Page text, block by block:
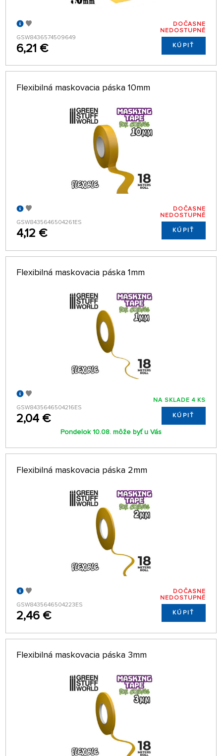
GSW8436574509649
6,21 €
DOČASNE
NEDOSTUPNÉ
KÚPIŤ
Flexibilná maskovacia páska 10mm
GSW8435646504261ES
4,12 €
DOČASNE
NEDOSTUPNÉ
KÚPIŤ
Flexibilná maskovacia páska 1mm
GSW8435646504216ES
2,04 €
NA SKLADE 4 KS
KÚPIŤ
Pondelok 10.08. môže byť u Vás
Flexibilná maskovacia páska 2mm
GSW8435646504223ES
2,46 €
DOČASNE
NEDOSTUPNÉ
KÚPIŤ
Flexibilná maskovacia páska 3mm